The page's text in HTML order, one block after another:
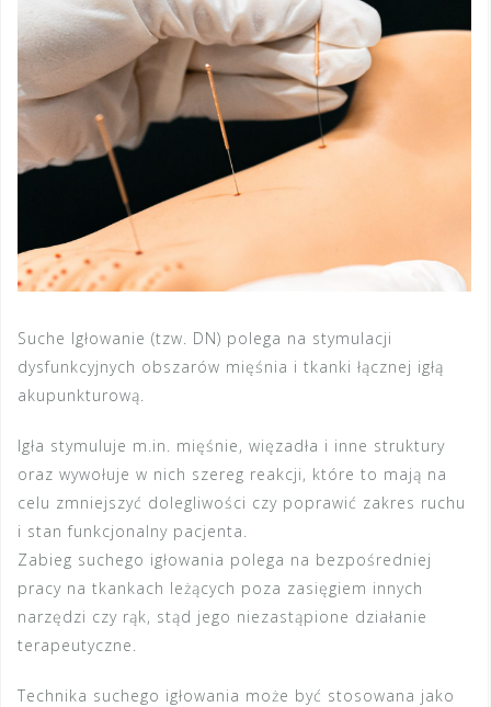
Suche Igłowanie (tzw. DN) polega na stymulacji
dysfunkcyjnych obszarów mięśnia i tkanki łącznej igłą
akupunkturową.
Igła stymuluje m.in. mięśnie, więzadła i inne struktury
oraz wywołuje w nich szereg reakcji, które to mają na
celu zmniejszyć dolegliwości czy poprawić zakres ruchu
i stan funkcjonalny pacjenta.
Zabieg suchego igłowania polega na bezpośredniej
pracy na tkankach leżących poza zasięgiem innych
narzędzi czy rąk, stąd jego niezastąpione działanie
terapeutyczne.
Technika suchego igłowania może być stosowana jako